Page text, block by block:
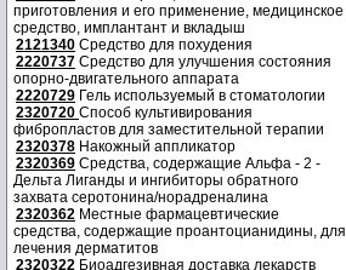
приготовления и его применение, медицинское
средство, имплантант и вкладыш
2121340 Средство для похудения
2220737 Средство для улучшения состояния
опорно-двигательного аппарата
2220729 Гель используемый в стоматологии
2320720 Способ культивирования
фибропластов для заместительной терапии
2320378 Накожный аппликатор
2320369 Средства, содержащие Альфа - 2 -
Дельта Лиганды и ингибиторы обратного
захвата серотонина/норадреналина
2320362 Местные фармацевтические
средства, содержащие проантоцианидины, для
лечения дерматитов
2320322 Биоадгезивная доставка лекарств